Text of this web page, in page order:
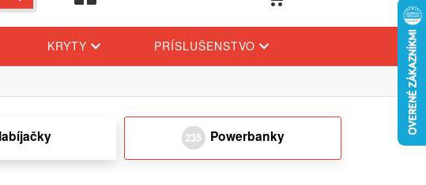
KRYTY PRÍSLUŠENSTVO
235 Powerbanky